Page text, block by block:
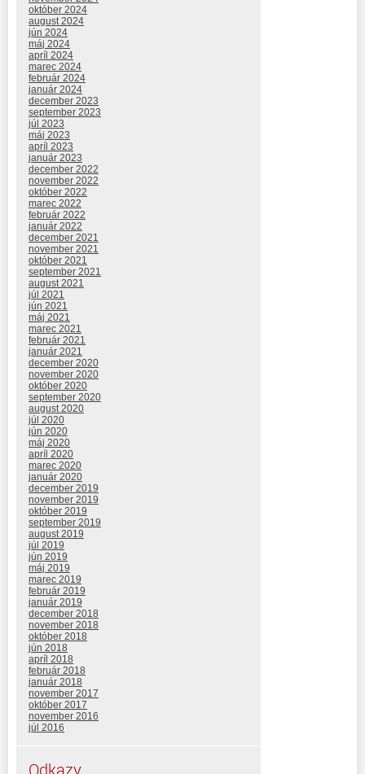
október 2024
august 2024
jún 2024
máj 2024
apríl 2024
marec 2024
február 2024
január 2024
december 2023
september 2023
júl 2023
máj 2023
apríl 2023
január 2023
december 2022
november 2022
október 2022
marec 2022
február 2022
január 2022
december 2021
november 2021
október 2021
september 2021
august 2021
júl 2021
jún 2021
máj 2021
marec 2021
február 2021
január 2021
december 2020
november 2020
október 2020
september 2020
august 2020
júl 2020
jún 2020
máj 2020
apríl 2020
marec 2020
január 2020
december 2019
november 2019
október 2019
september 2019
august 2019
júl 2019
jún 2019
máj 2019
marec 2019
február 2019
január 2019
december 2018
november 2018
október 2018
jún 2018
apríl 2018
február 2018
január 2018
november 2017
október 2017
november 2016
júl 2016
Odkazy